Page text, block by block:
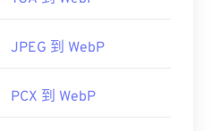
JPEG 到 WebP
PCX 到 WebP